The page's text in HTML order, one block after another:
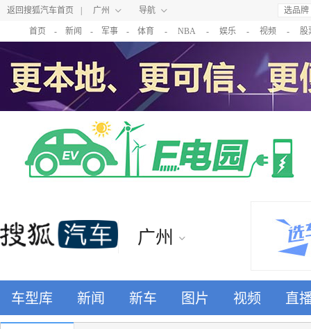
返回搜狐汽车首页 广州 导航 选品牌
首页 - 新闻 - 军事 - 体育 - NBA - 娱乐 - 视频 - 股
广州
车型库 新闻 新车 图片 视频 直